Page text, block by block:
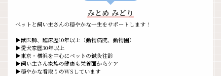
みとめ みどり
ペットと飼い主さんの穏やかな一生をサポートします！
▶獣医師、臨床歴10年以上（動物病院、動物園）
▶愛犬家歴30年以上
▶東京・横浜を中心にペットの鍼灸往診
▶飼い主さん家族の健康も栄養面からケア
▶穏やかな看取りのWSしています